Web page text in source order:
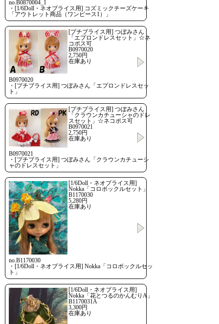
no.B0870004_1
・[1/6Doll・ネオブライス用] コズミックチーズケーキ
「アウトレット商品（ワンピース1）」
[プチブライス用] つぼみさん
「エプロンドレスセット」☆ネ
コポス可
B0970020
2,750円
在庫あり
B0970020
・[プチブライス用] つぼみさん「エプロンドレスセッ
ト」
[プチブライス用] つぼみさん
「クラウンカチューシャのドレ
スセット」☆ネコポス可
B0970021
2,750円
在庫あり
B0970021
・[プチブライス用] つぼみさん「クラウンカチューシ
ャのドレスセット」
[1/6Doll・ネオブライス用]
Nokka「コロボックルセット」
B1170030
5,280円
在庫あり
no.B1170030
・[1/6Doll・ネオブライス用] Nokka「コロボックルセッ
ト」
[1/6Doll・ネオブライス用]
Nokka「花とつるのかんむりA」
B1170031A
3,300円
在庫あり